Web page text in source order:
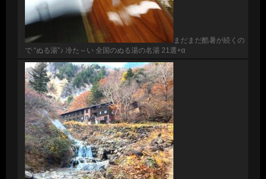
まだまだ酷暑が続くの
で “ぬる湯”♪ 冷た～い 全国のぬる湯の名湯 21選+α